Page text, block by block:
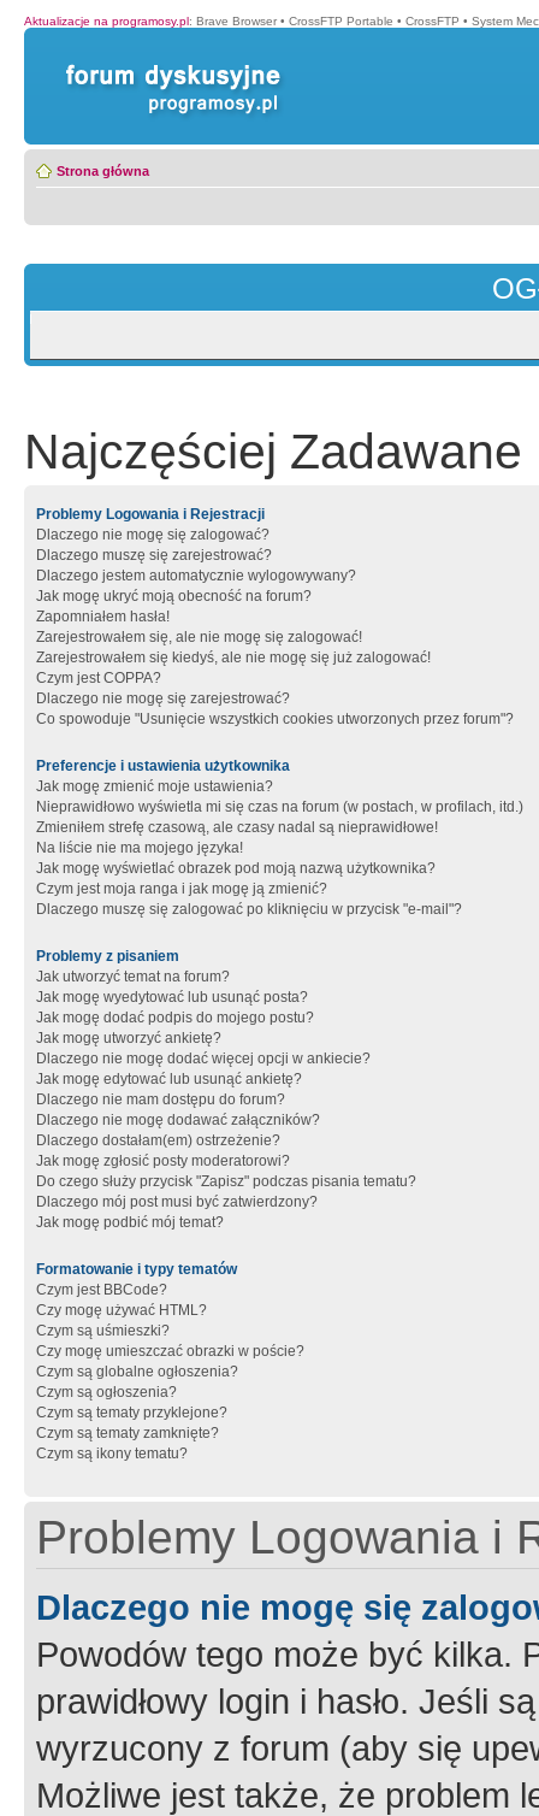
Aktualizacje na programosy.pl: Brave Browser • CrossFTP Portable • CrossFTP • System
Strona główna
Najczęściej Zadawane
Problemy Logowania i Rejestracji
Dlaczego nie mogę się zalogować?
Dlaczego muszę się zarejestrować?
Dlaczego jestem automatycznie wylogowywany?
Jak mogę ukryć moją obecność na forum?
Zapomniałem hasła!
Zarejestrowałem się, ale nie mogę się zalogować!
Zarejestrowałem się kiedyś, ale nie mogę się już zalogować!
Czym jest COPPA?
Dlaczego nie mogę się zarejestrować?
Co spowoduje "Usunięcie wszystkich cookies utworzonych przez forum"?
Preferencje i ustawienia użytkownika
Jak mogę zmienić moje ustawienia?
Nieprawidłowo wyświetla mi się czas na forum (w postach, w profilach, itd.)
Zmieniłem strefę czasową, ale czasy nadal są nieprawidłowe!
Na liście nie ma mojego języka!
Jak mogę wyświetlać obrazek pod moją nazwą użytkownika?
Czym jest moja ranga i jak mogę ją zmienić?
Dlaczego muszę się zalogować po kliknięciu w przycisk "e-mail"?
Problemy z pisaniem
Jak utworzyć temat na forum?
Jak mogę wyedytować lub usunąć posta?
Jak mogę dodać podpis do mojego postu?
Jak mogę utworzyć ankietę?
Dlaczego nie mogę dodać więcej opcji w ankiecie?
Jak mogę edytować lub usunąć ankietę?
Dlaczego nie mam dostępu do forum?
Dlaczego nie mogę dodawać załączników?
Dlaczego dostałam(em) ostrzeżenie?
Jak mogę zgłosić posty moderatorowi?
Do czego służy przycisk "Zapisz" podczas pisania tematu?
Dlaczego mój post musi być zatwierdzony?
Jak mogę podbić mój temat?
Formatowanie i typy tematów
Czym jest BBCode?
Czy mogę używać HTML?
Czym są uśmieszki?
Czy mogę umieszczać obrazki w poście?
Czym są globalne ogłoszenia?
Czym są ogłoszenia?
Czym są tematy przyklejone?
Czym są tematy zamknięte?
Czym są ikony tematu?
Problemy Logowania i
Dlaczego nie mogę się
Powodów tego może być kilka.
prawidłowy login i hasło. Jeśli
wyrzucony z forum (aby się
Możliwe jest także, że problem